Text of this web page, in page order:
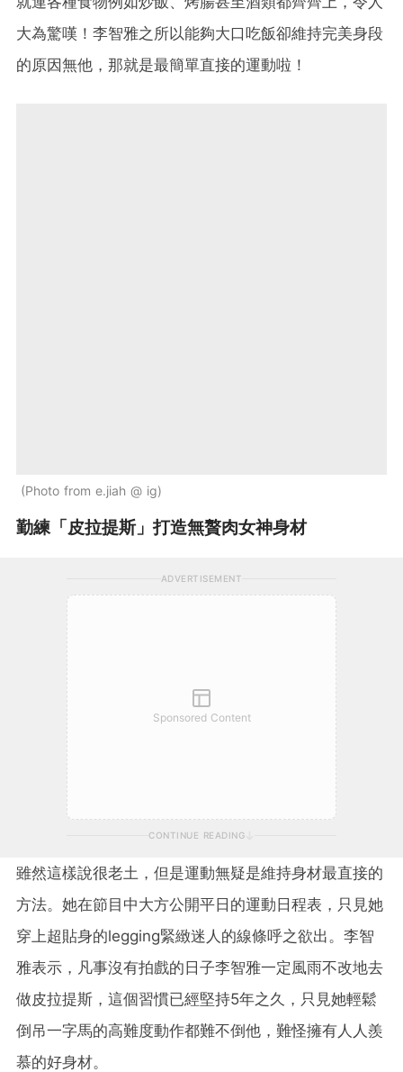
大為驚嘆！李智雅之所以能夠大口吃飯卻維持完美身段
的原因無他，那就是最簡單直接的運動啦！
Photo from e.jiah @ ig
勤練「皮拉提斯」打造無贅肉女神身材
ADVERTISEMENT
Sponsored Content
CONTINUE READING
雖然這樣說很老土，但是運動無疑是維持身材最直接的
方法。她在節目中大方公開平日的運動日程表，只見她
穿上超貼身的legging緊緻迷人的線條呼之欲出。李智
雅表示，凡事沒有拍戲的日子李智雅一定風雨不改地去
做皮拉提斯，這個習慣已經堅持5年之久，只見她輕鬆
倒吊一字馬的高難度動作都難不倒他，難怪擁有人人羨
慕的好身材。